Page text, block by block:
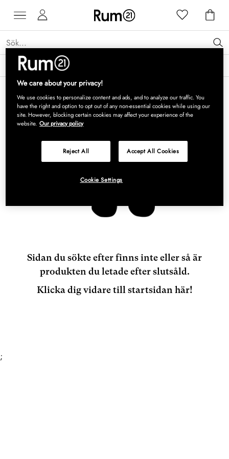
Få 15 % rabatt på Grythyttan Stålmöbler* →
Sidan du sökte efter finns inte eller så är
produkten du letade efter slutsåld.
Klicka dig vidare till startsidan här!
;
We care about your privacy!
We use cookies to personalize content and ads, and to analyze our traffic. You
have the right and option to opt out of any non-essential cookies while using our
site. However, blocking certain cookies may affect your experience of the
website. Our privacy policy
Reject All Accept All Cookies
Cookie Settings